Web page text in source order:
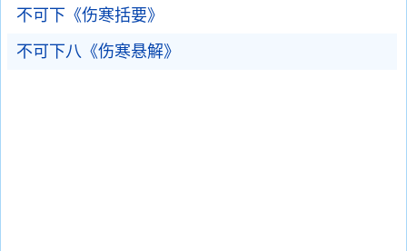
不可下《伤寒括要》
不可下八《伤寒悬解》